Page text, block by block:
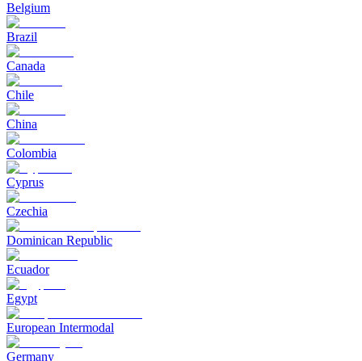
Belgium
Brazil
Canada
Chile
China
Colombia
Cyprus
Czechia
Dominican Republic
Ecuador
Egypt
European Intermodal
Germany